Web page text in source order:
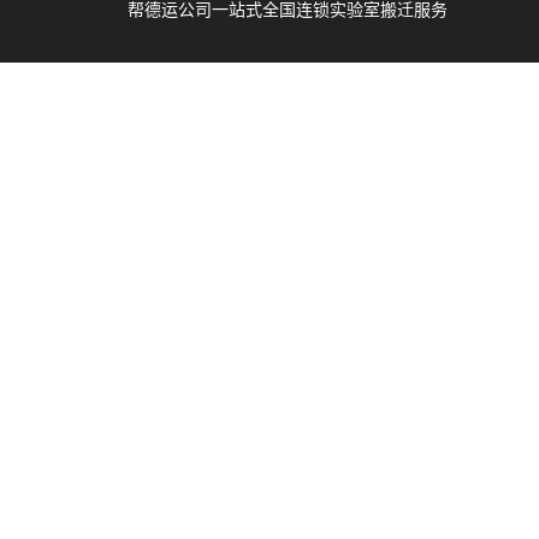
帮德运公司一站式全国连锁实验室搬迁服务